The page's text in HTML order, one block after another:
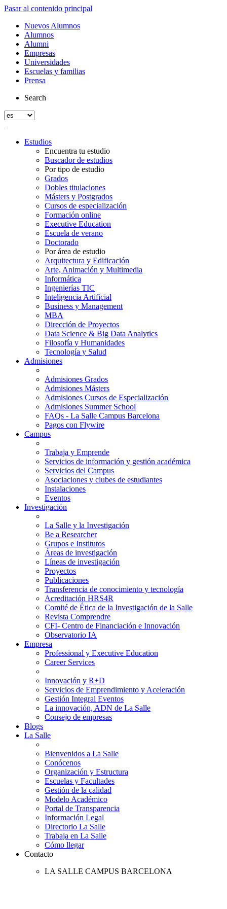
Pasar al contenido principal
Nuevos Alumnos
Alumnos
Alumni
Empresas
Universidades
Escuelas y familias
Prensa
Search
Estudios
Encuentra tu estudio
Buscador de estudios
Por tipo de estudio
Grados
Dobles titulaciones
Másters y Postgrados
Cursos de especialización
Formación online
Executive Education
Escuela de verano
Doctorado
Por área de estudio
Arquitectura y Edificación
Arte, Animación y Multimedia
Informática
Ingenierías TIC
Inteligencia Artificial
Business y Management
MBA
Dirección de Proyectos
Data Science & Big Data Analytics
Filosofía y Humanidades
Tecnología y Salud
Admisiones
Admisiones Grados
Admisiones Másters
Admisiones Cursos de Especialización
Admisiones Summer School
FAQs - La Salle Campus Barcelona
Pagos con Flywire
Campus
Trabaja y Emprende
Servicios de información y gestión académica
Servicios del Campus
Asociaciones y clubes de estudiantes
Instalaciones
Eventos
Investigación
La Salle y la Investigación
Be a Researcher
Grupos e Institutos
Áreas de investigación
Líneas de investigación
Proyectos
Publicaciones
Transferencia de conocimiento y tecnología
Acreditación HRS4R
Comité de Ética de la Investigación de la Salle
Revista Comprendre
CFI- Centro de Financiación e Innovación
Observatorio IA
Empresa
Professional y Executive Education
Career Services
Innovación y R+D
Servicios de Emprendimiento y Aceleración
Gestión Integral Eventos
La innovación, ADN de La Salle
Consejo de empresas
Blogs
La Salle
Bienvenidos a La Salle
Conócenos
Organización y Estructura
Escuelas y Facultades
Gestión de la calidad
Modelo Académico
Portal de Transparencia
Información Legal
Directorio La Salle
Trabaja en La Salle
Cómo llegar
Contacto
LA SALLE CAMPUS BARCELONA